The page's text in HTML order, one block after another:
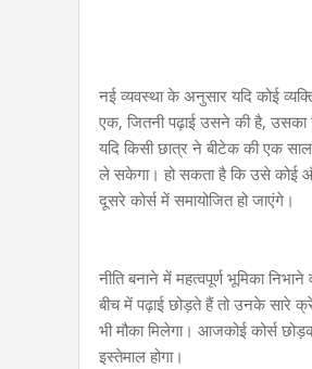
नई व्यवस्था के अनुसार यदि कोई
एक, जितनी पढ़ाई उसने की है, उसका
यदि किसी छात्र ने बीटेक की एक
ले सकेगा। हो सकता है कि उसे कोई
दूसरे कोर्स में समायोजित हो जाएंगे।
नीति बनाने में महत्वपूर्ण भूमिका
बीच में पढ़ाई छोड़ते हैं तो उनके सारे
भी मौका मिलेगा। आजकोई कोर्स
इस्तेमाल होगा।